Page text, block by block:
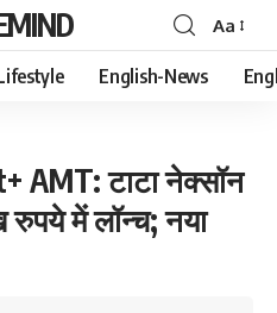
Font
Resizer
Aa
English-News
AMT: टाटा नेक्सॉन
रुपये में लॉन्च; नया